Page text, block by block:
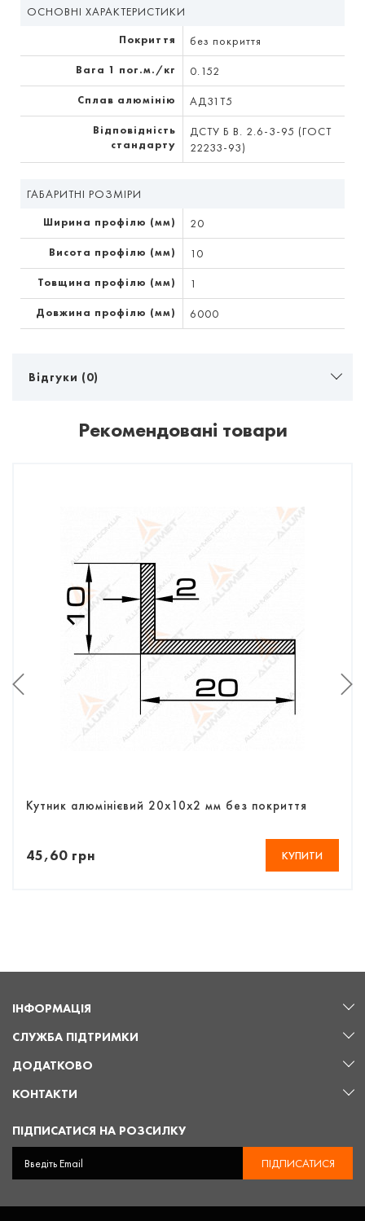
ОСНОВНІ ХАРАКТЕРИСТИКИ
Покриття без покриття
Вага 1 пог.м./кг 0.152
Сплав алюмінію АД31Т5
Відповідність
стандарту
ДСТУ Б В. 2.6-3-95 (ГОСТ
22233-93)
ГАБАРИТНІ РОЗМІРИ
Ширина профілю (мм) 20
Висота профілю (мм) 10
Товщина профілю (мм) 1
Довжина профілю (мм) 6000
Відгуки (0)
Рекомендовані товари
Кутник алюмінієвий 20х10х2 мм без покриття
45,60 грн КУПИТИ
ІНФОРМАЦІЯ
СЛУЖБА ПІДТРИМКИ
ДОДАТКОВО
КОНТАКТИ
ПІДПИСАТИСЯ НА РОЗСИЛКУ
ПІДПИСАТИСЯ